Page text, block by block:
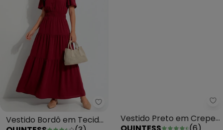
Quintess - Vestido Bordô em
Vestido Bordô em Tecido
Vestido Preto em Crepe